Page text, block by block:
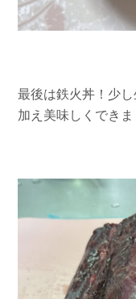
最後は鉄火丼！少
加え美味しくできま